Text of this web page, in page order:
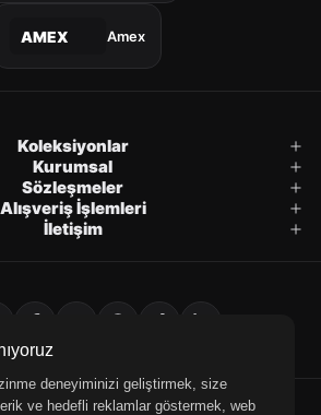
AMEX Amex
Koleksiyonlar
Kurumsal
Sözleşmeler
Alışveriş İşlemleri
İletişim
deneyiminizi geliştirmek, size
ve hedefli reklamlar göstermek, web